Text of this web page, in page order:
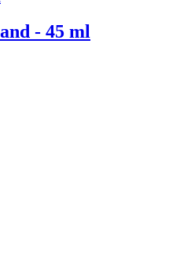
- 45 ml